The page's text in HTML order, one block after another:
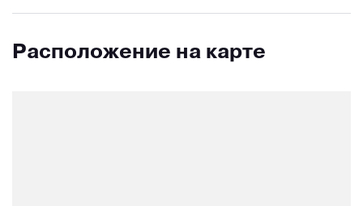
Расположение на карте